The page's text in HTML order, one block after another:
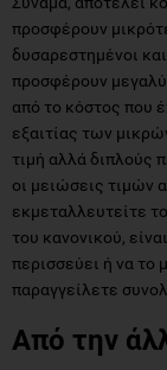
προσφέρουν
δυσαρεστημένοι
προσφέρουν
από το κόστος που
εξαιτίας των
τιμή αλλά διπλούς
οι μειώσεις τιμών
εκμεταλλευτείτε
του κανονικού,
περισσεύει ή να το
παραγγείλετε
Από την